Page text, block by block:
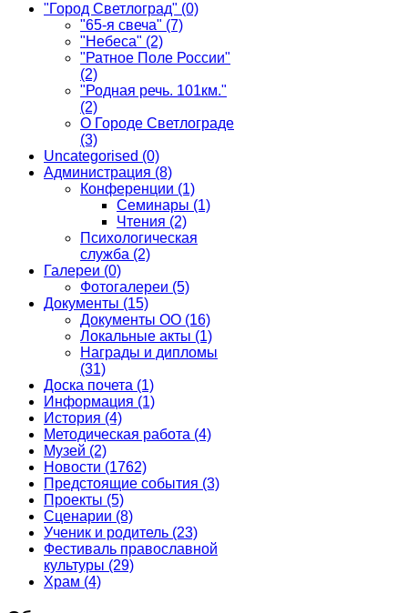
"Город Светлоград" (0)
"65-я свеча" (7)
"Небеса" (2)
"Ратное Поле России"
(2)
"Родная речь. 101км."
(2)
О Городе Светлограде
(3)
Uncategorised (0)
Администрация (8)
Конференции (1)
Семинары (1)
Чтения (2)
Психологическая
служба (2)
Галереи (0)
Фотогалереи (5)
Документы (15)
Документы ОО (16)
Локальные акты (1)
Награды и дипломы
(31)
Доска почета (1)
Информация (1)
История (4)
Методическая работа (4)
Музей (2)
Новости (1762)
Предстоящие события (3)
Проекты (5)
Сценарии (8)
Ученик и родитель (23)
Фестиваль православной
культуры (29)
Храм (4)